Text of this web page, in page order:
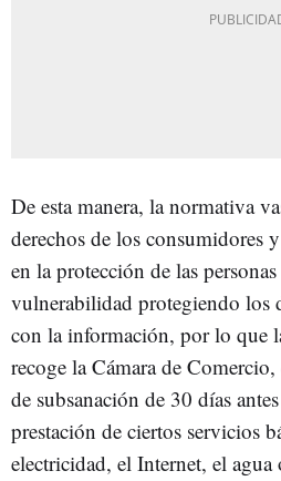
De esta manera, la normativa
derechos de los consumidores
en la protección de las
vulnerabilidad protegiendo los
con la información, por lo que
recoge la Cámara de
de subsanación de 30 días
prestación de ciertos servicios
electricidad, el Internet, el